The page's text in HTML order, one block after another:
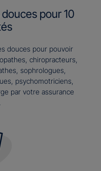
pour 10
douces pour pouvoir
chiropracteurs,
sophrologues,
psychomotriciens,
par votre assurance